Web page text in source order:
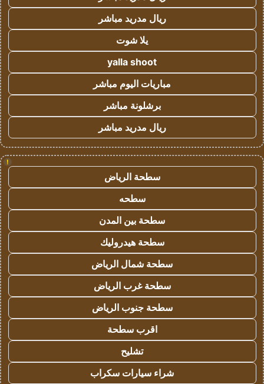
ريال مدريد مباشر
يلا شوت
yalla shoot
مباريات اليوم مباشر
برشلونة مباشر
ريال مدريد مباشر
!
سطحة الرياض
سطحه
سطحة بين المدن
سطحة هيدروليك
سطحة شمال الرياض
سطحة غرب الرياض
سطحة جنوب الرياض
اقرب سطحة
تشليح
شراء سيارات سكراب